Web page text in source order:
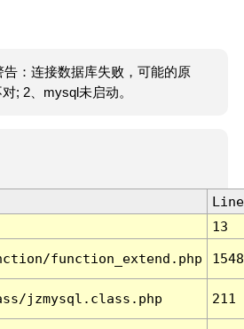
告：连接数据库失败，可能的原
; 2、mysql未启动。
Line
13
function_extend.php 1548
jzmysql.class.php 211